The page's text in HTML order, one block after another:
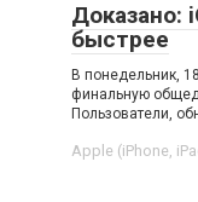
Доказано:
быстрее
В понедельник,
финальную
Пользователи,
Apple (iPhone,